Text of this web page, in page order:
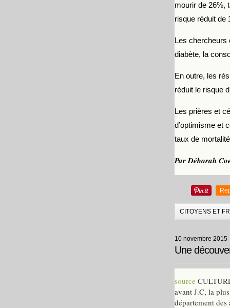
mourir de 26%,
risque réduit de
Les chercheurs
diabète, la
En outre, les
réduit le risque
Les prières et
d’optimisme et
taux de
Par Déborah
CITOYENS ET
10 novembre 2015
Une
source
avant J.C, la
département